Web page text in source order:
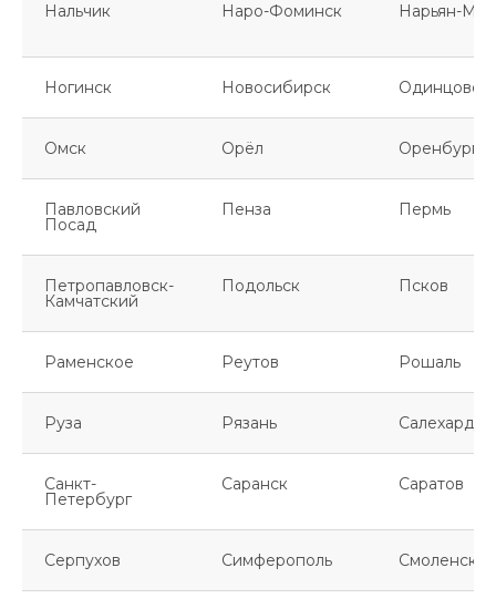
Нальчик Наро-Фоминск Нарьян-Мар
Ногинск Новосибирск Одинцово
Омск Орёл Оренбург
Павловский
Посад
Пенза Пермь
Петропавловск-
Камчатский
Подольск Псков
Раменское Реутов Рошаль
Руза Рязань Салехард
Санкт-
Петербург
Саранск Саратов
Серпухов Симферополь Смоленск